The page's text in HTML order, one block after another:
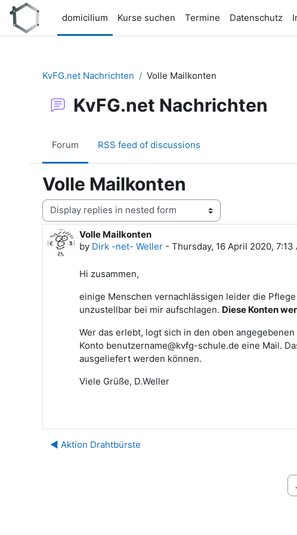
Skip to main content
domicilium
Kurse suchen Termine Datenschutz
KvFG.net Nachrichten
Volle Mailkonten
KvFG.net Nachrichten
Forum RSS feed of discussions
Volle Mailkonten
Display mode
Volle Mailkonten
by Dirk -net- Weller - Thursday, 16 April 2020, 7:13
Number of replies: 0
Hi zusammen,
einige Menschen vernachlässigen leider die
unzustellbar bei mir aufschlagen. Diese Konten
Wer das erlebt, logt sich in den oben
Konto benutzername@kvfg-schule.de eine Mail.
ausgeliefert werden können.
Viele Grüße, D.Weller
◀︎ Aktion Drahtbürste